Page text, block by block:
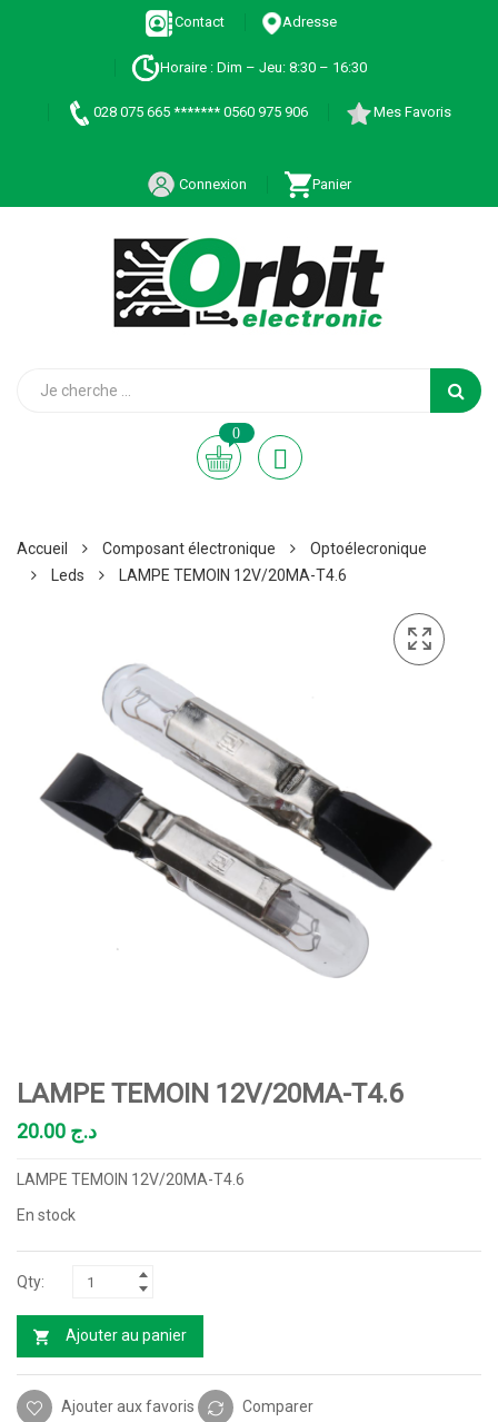
Contact Adresse
Horaire : Dim – Jeu: 8:30 – 16:30
028 075 665 ******* 0560 975 906 Mes Favoris
Connexion Panier
0
Accueil Composant électronique
Optoélecronique
Leds
LAMPE TEMOIN 12V/20MA-T4.6
LAMPE TEMOIN 12V/20MA-T4.6
د.ج
LAMPE TEMOIN 12V/20MA-T4.6
En stock
Ajouter au panier
Ajouter aux favoris Comparer